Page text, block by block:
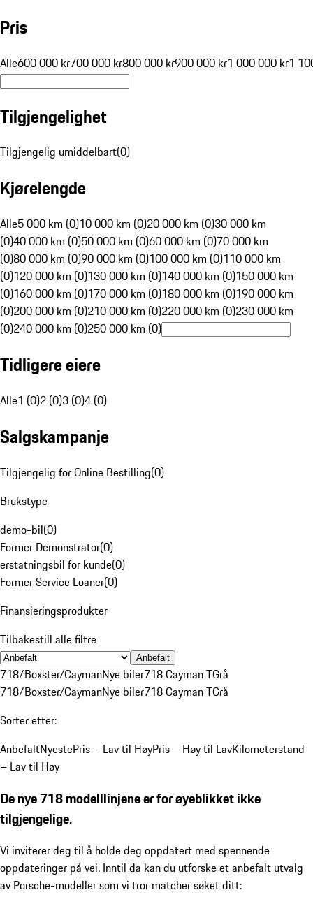
Pris
Alle600 000 kr700 000 kr800 000 kr900 000 kr1 000 000 kr1
Tilgjengelighet
Tilgjengelig umiddelbart(0)
Kjørelengde
Alle5 000 km (0)10 000 km (0)20 000 km (0)30 000 km
(0)40 000 km (0)50 000 km (0)60 000 km (0)70 000 km
(0)80 000 km (0)90 000 km (0)100 000 km (0)110 000 km
(0)120 000 km (0)130 000 km (0)140 000 km (0)150 000 km
(0)160 000 km (0)170 000 km (0)180 000 km (0)190 000 km
(0)200 000 km (0)210 000 km (0)220 000 km (0)230 000 km
(0)240 000 km (0)250 000 km (0)
Tidligere eiere
Alle1 (0)2 (0)3 (0)4 (0)
Salgskampanje
Tilgjengelig for Online Bestilling(0)
Brukstype
demo-bil(0)
Former Demonstrator(0)
erstatningsbil for kunde(0)
Former Service Loaner(0)
Finansieringsprodukter
Tilbakestill alle filtre
Anbefalt
718/Boxster/CaymanNye biler718 Cayman TGrå
718/Boxster/CaymanNye biler718 Cayman TGrå
Sorter etter:
AnbefaltNyestePris – Lav til HøyPris – Høy til LavKilometerstand
– Lav til Høy
De nye 718 modelllinjene er for øyeblikket ikke
tilgjengelige.
Vi inviterer deg til å holde deg oppdatert med spennende
oppdateringer på vei. Inntil da kan du utforske et anbefalt utvalg
av Porsche-modeller som vi tror matcher søket ditt: